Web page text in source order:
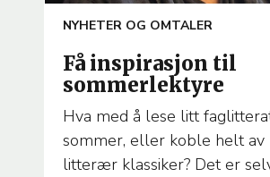
ARTICLE
NYHETER OG OMTALER
Få inspirasjon til
sommerlektyre
Hva med å lese litt
sommer, eller koble helt av
litterær klassiker? Det er